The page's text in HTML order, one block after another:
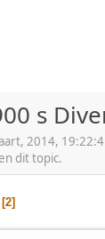
s
2014,
dit topic.
2